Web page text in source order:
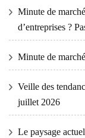
Minute de
d’entreprises ?
Minute de
Veille des
juillet 2026
Le paysage